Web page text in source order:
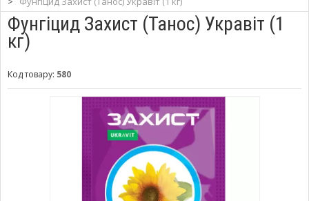
Фунгіцид Захист (Танос) Укравіт (1
кг)
Код товару: 580